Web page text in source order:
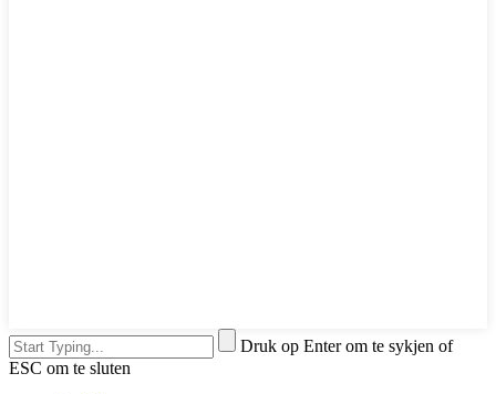
Druk op Enter om te sykjen of
ESC om te sluten